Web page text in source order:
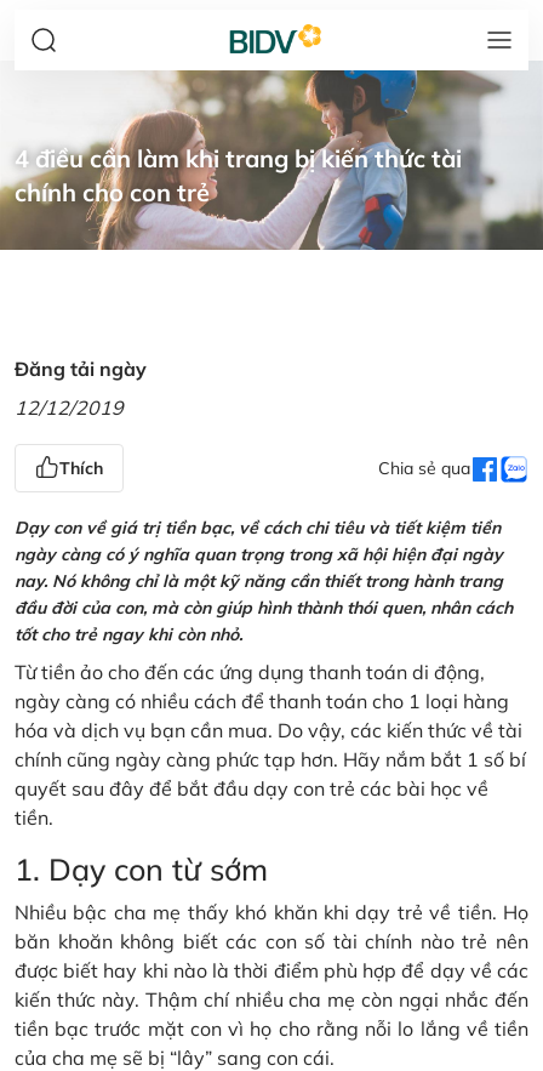
4 điều cần làm khi trang bị kiến thức tài
chính cho con trẻ
Đăng tải ngày
12/12/2019
Thích Chia sẻ qua
Dạy con về giá trị tiền bạc, về cách chi tiêu và tiết kiệm tiền
ngày càng có ý nghĩa quan trọng trong xã hội hiện đại ngày
nay. Nó không chỉ là một kỹ năng cần thiết trong hành trang
đầu đời của con, mà còn giúp hình thành thói quen, nhân cách
tốt cho trẻ ngay khi còn nhỏ.
Từ tiền ảo cho đến các ứng dụng thanh toán di động,
ngày càng có nhiều cách để thanh toán cho 1 loại hàng
hóa và dịch vụ bạn cần mua. Do vậy, các kiến thức về tài
chính cũng ngày càng phức tạp hơn. Hãy nắm bắt 1 số bí
quyết sau đây để bắt đầu dạy con trẻ các bài học về
tiền.
1. Dạy con từ sớm
Nhiều bậc cha mẹ thấy khó khăn khi dạy trẻ về tiền. Họ
băn khoăn không biết các con số tài chính nào trẻ nên
được biết hay khi nào là thời điểm phù hợp để dạy về các
kiến thức này. Thậm chí nhiều cha mẹ còn ngại nhắc đến
tiền bạc trước mặt con vì họ cho rằng nỗi lo lắng về tiền
của cha mẹ sẽ bị “lây” sang con cái.